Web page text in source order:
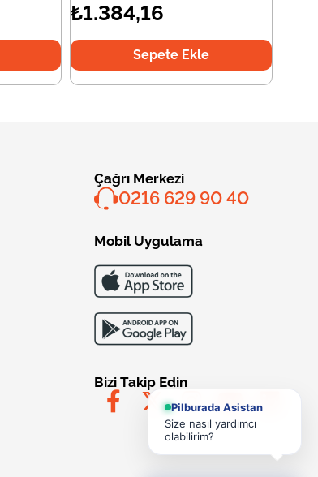
₺1.384,16
Sepete Ekle
Çağrı Merkezi
0216 629 90 40
Mobil Uygulama
Bizi Takip Edin
Pilburada Asistan
Size nasıl yardımcı
olabilirim?